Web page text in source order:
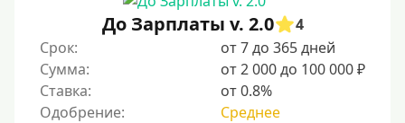
До Зарплаты v. 2.0
4
Срок:
от 7 до 365 дней
Сумма:
от 2 000 до 100 000 ₽
Ставка:
от 0.8%
Одобрение:
Среднее